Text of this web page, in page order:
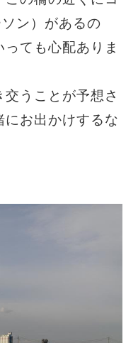
ン）があるの
ても心配ありま
うことが予想さ
お出かけするな